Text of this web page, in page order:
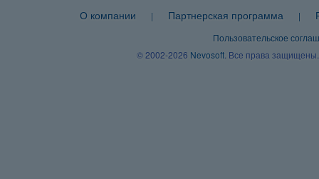
О компании | Партнерская программа |
Пользовательское
© 2002-2026 Nevosoft . Все права защищены